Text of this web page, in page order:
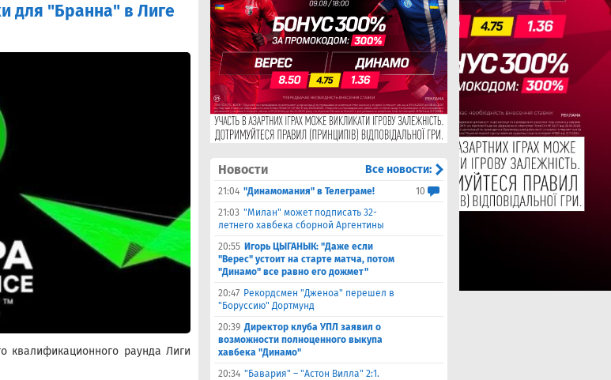
для "Бранна" в Лиге
квалификационного раунда Лиги
Новости Все новости:
21:04 "Динамомания" в Телеграме!
10
21:03 "Милан" может подписать 32-
летнего хавбека сборной Аргентины
20:55 Игорь ЦЫГАНЫК: "Даже если
"Верес" устоит на старте матча, потом
"Динамо" все равно его дожмет"
20:47 Рекордсмен "Дженоа" перешел в
"Боруссию" Дортмунд
20:39 Директор клуба УПЛ заявил о
возможности полноценного выкупа
хавбека "Динамо"
20:34 "Бавария" – "Астон Вилла" 2:1.